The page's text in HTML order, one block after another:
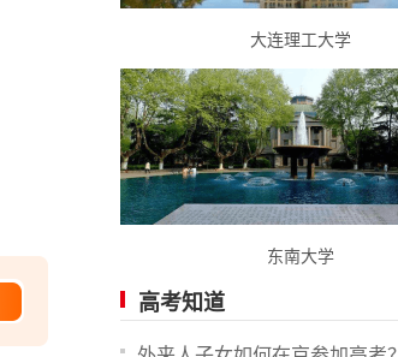
大连理工大学
东南大学
高考知道